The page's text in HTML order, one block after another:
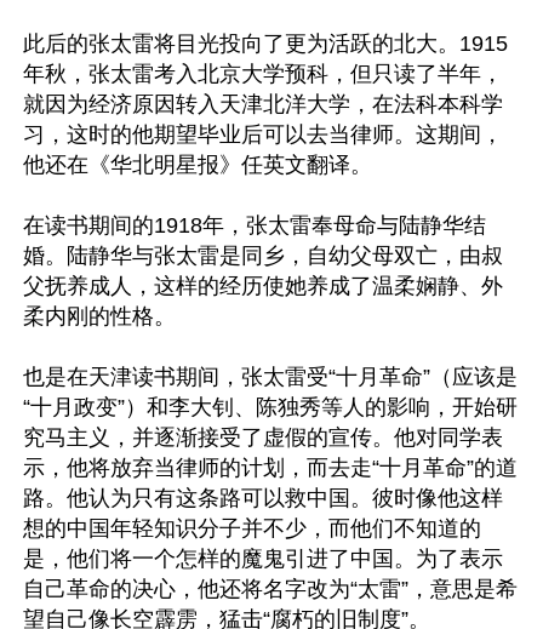
此后的张太雷将目光投向了更为活跃的北大。1915
年秋，张太雷考入北京大学预科，但只读了半年，
就因为经济原因转入天津北洋大学，在法科本科学
习，这时的他期望毕业后可以去当律师。这期间，
他还在《华北明星报》任英文翻译。
在读书期间的1918年，张太雷奉母命与陆静华结
婚。陆静华与张太雷是同乡，自幼父母双亡，由叔
父抚养成人，这样的经历使她养成了温柔娴静、外
柔内刚的性格。
也是在天津读书期间，张太雷受“十月革命”（应该是
“十月政变”）和李大钊、陈独秀等人的影响，开始研
究马主义，并逐渐接受了虚假的宣传。他对同学表
示，他将放弃当律师的计划，而去走“十月革命”的道
路。他认为只有这条路可以救中国。彼时像他这样
想的中国年轻知识分子并不少，而他们不知道的
是，他们将一个怎样的魔鬼引进了中国。为了表示
自己革命的决心，他还将名字改为“太雷”，意思是希
望自己像长空霹雳，猛击“腐朽的旧制度”。